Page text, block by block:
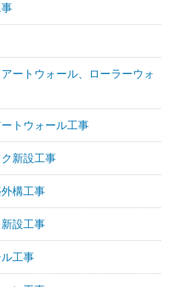
ートウォール、ローラーウォ
トウォール工事
新設工事
構工事
設工事
工事